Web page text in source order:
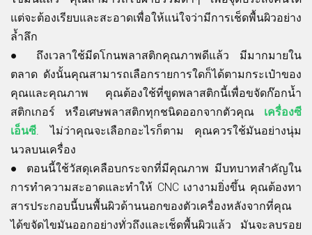
แต่จะต้องเรียบและสะอาดเพื่อให้แน่ใจว่ามีการเช็ดพื้นผิวอย่าง
ล้ำลึก
● ถึงเวลาใช้มีดโกนพลาสติกคุณภาพดีแล้ว มีมากมายใน
ตลาด ดังนั้นคุณสามารถเลือกรายการใดก็ได้ตามกระเป๋าของ
คุณและคุณภาพ คุณต้องใช้ที่ขูดพลาสติกนี้เพื่อขจัดก๊อกน้ำ
สติกเกอร์ หรือเศษพลาสติกทุกชนิดออกจากตัวคุณ เครื่องซี
เอ็นซี. ไม่ว่าคุณจะเลือกอะไรก็ตาม คุณควรใช้มันอย่างนุ่ม
นวลบนเครื่อง
● ตอนนี้ใช้วัสดุเคลือบกระจกที่มีคุณภาพ มีบทบาทสำคัญใน
การทำความสะอาดและทำให้ CNC เงางามยิ่งขึ้น คุณต้องทา
สารประกอบนี้บนพื้นผิวด้านนอกของตัวเครื่องหลังจากที่คุณ
ได้ขจัดไขมันออกอย่างทั่วถึงและเช็ดพื้นผิวแล้ว มันจะลบรอย